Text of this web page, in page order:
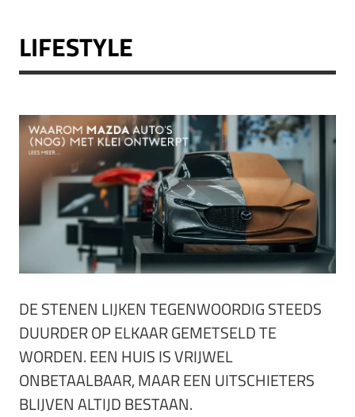
LIFESTYLE
DE STENEN LIJKEN TEGENWOORDIG STEEDS
DUURDER OP ELKAAR GEMETSELD TE
WORDEN. EEN HUIS IS VRIJWEL
ONBETAALBAAR, MAAR EEN UITSCHIETERS
BLIJVEN ALTIJD BESTAAN.